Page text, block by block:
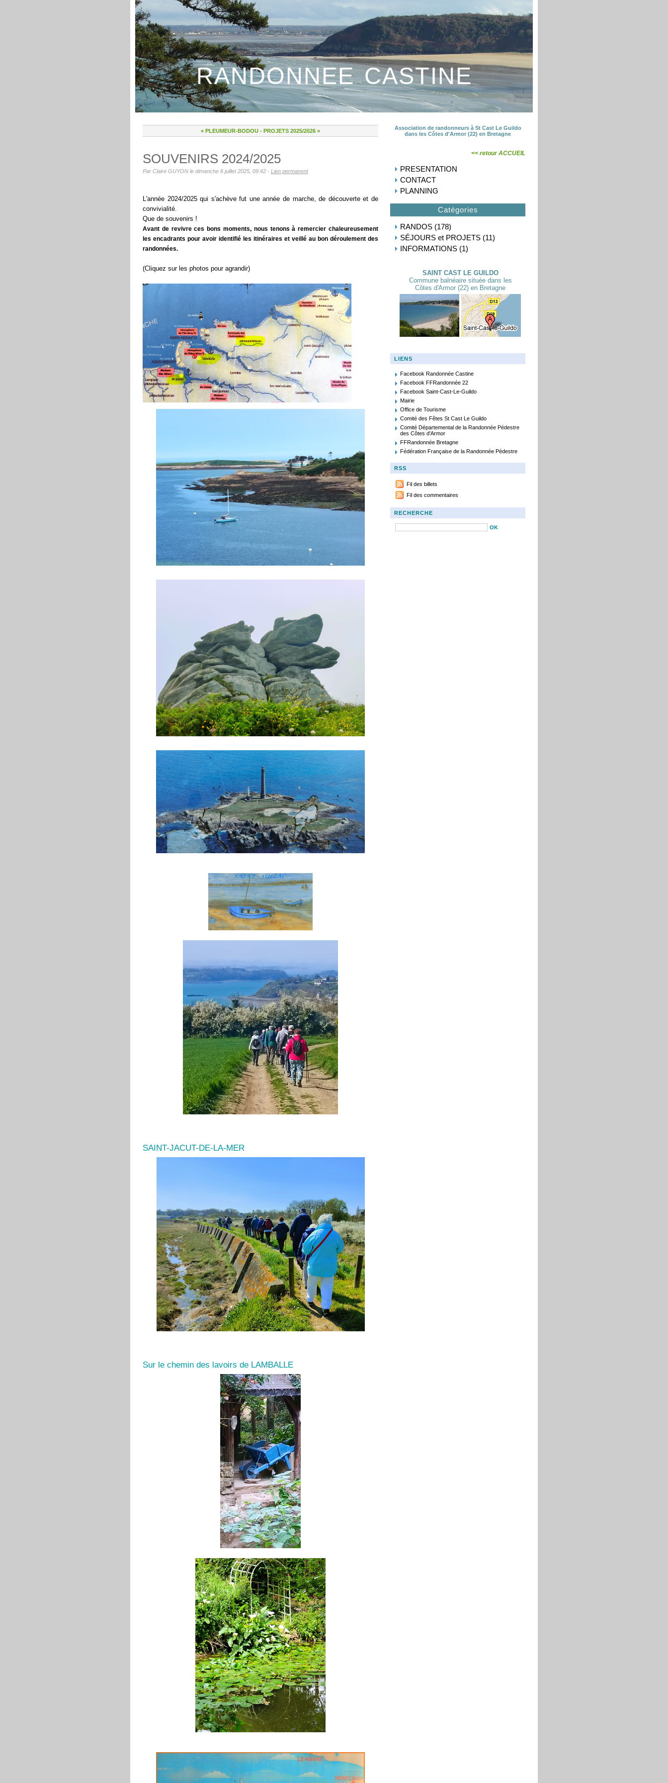
RANDONNEE CASTINE
« PLEUMEUR-BODOU - PROJETS 2025/2026 »
SOUVENIRS 2024/2025
Par Claire GUYON le dimanche 6 juillet 2025, 09:42 - Lien permanent
L'année 2024/2025 qui s'achève fut une année de marche, de découverte et de
convivialité.
Que de souvenirs !
Avant de revivre ces bons moments, nous tenons à remercier chaleureusement
les encadrants pour avoir identifié les itinéraires et veillé au bon déroulement des
randonnées.
(Cliquez sur les photos pour agrandir)
SAINT-JACUT-DE-LA-MER
Sur le chemin des lavoirs de LAMBALLE
Association de randonneurs à St Cast Le Guildo
dans les Côtes d'Armor (22) en Bretagne
<< retour ACCUEIL
PRESENTATION
CONTACT
PLANNING
Catégories
RANDOS (178)
SÉJOURS et PROJETS (11)
INFORMATIONS (1)
SAINT CAST LE GUILDO
Commune balnéaire située dans les
Côtes d'Armor (22) en Bretagne
LIENS
Facebook Randonnée Castine
Facebook FFRandonnée 22
Facebook Saint-Cast-Le-Guildo
Mairie
Office de Tourisme
Comité des Fêtes St Cast Le Guildo
Comité Départemental de la Randonnée Pédestre
des Côtes d'Armor
FFRandonnée Bretagne
Fédération Française de la Randonnée Pédestre
RSS
Fil des billets
Fil des commentaires
RECHERCHE